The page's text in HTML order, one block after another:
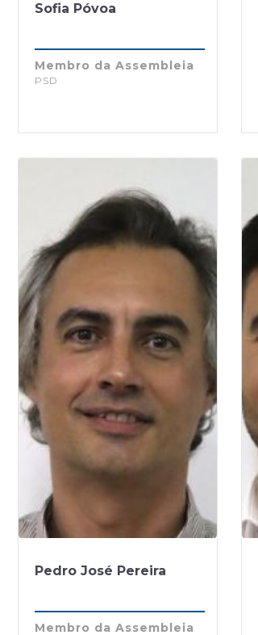
Sofia Póvoa
Membro da Assembleia
PSD
Pedro José Pereira
Membro da Assembleia